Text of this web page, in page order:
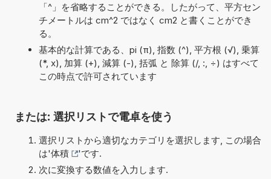
「^」を省略することができる。したがって、平方セン
チメートルは cm^2 ではなく cm2 と書くことができ
る。
基本的な計算である、pi (π), 指数 (^), 平方根 (√), 乗算
(*, x), 加算 (+), 減算 (-), 括弧 と 除算 (/, :, ÷) はすべて
この時点で許可されています
または: 選択リストで電卓を使う
選択リストから適切なカテゴリを選択します, この場合
は'体積
'です.
次に変換する数値を入力します.